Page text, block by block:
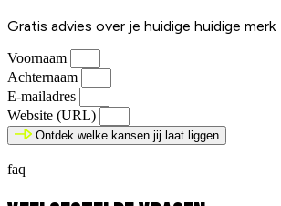
Gratis advies over je huidige huidige merk
Voornaam
Achternaam
E-mailadres
Website (URL)
Ontdek welke kansen jij laat liggen
faq